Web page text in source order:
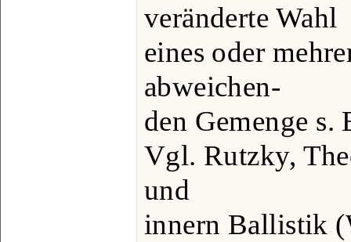
veränderte Wahl
eines oder
abweichen-
den Gemenge
Vgl. Rutzky,
und
innern Ballistik